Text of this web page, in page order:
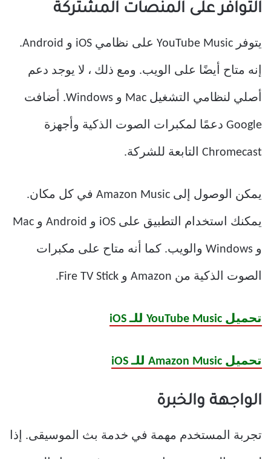
التوافر على المنصات المشتركة
يتوفر YouTube Music على نظامي iOS و Android.
إنه متاح أيضًا على الويب. ومع ذلك ، لا يوجد دعم
أصلي لنظامي التشغيل Mac و Windows. أضافت
Google دعمًا لمكبرات الصوت الذكية وأجهزة
Chromecast التابعة للشركة.
يمكن الوصول إلى Amazon Music في كل مكان.
يمكنك استخدام التطبيق على iOS و Android و Mac
و Windows والويب. كما أنه متاح على مكبرات
الصوت الذكية من Amazon و Fire TV Stick.
تحميل YouTube Music للـ iOS
تحميل Amazon Music للـ iOS
الواجهة والخبرة
تجربة المستخدم مهمة في خدمة بث الموسيقى. إذا